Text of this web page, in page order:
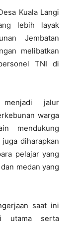
Kuala Langi
lebih layak
Jembatan
melibatkan
TNI di
menjadi jalur
warga
mendukung
diharapkan
pelajar yang
medan yang
saat ini
utama serta